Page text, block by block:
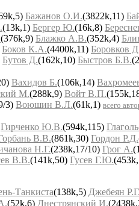
Бажанов О.И.(3822k,11)
(13k,1) Бергер Ю.(16k,8)
(376k,9) Блажко А.В.(352k,4)
Боков К.А.(4400k,11) Боровков
Бутов Д.(162k,10) Быстров Б.В.
Вахидов Б.(106k,14)
М.(288k,9) Войт В.П.
3) Воюшин В.Л.(61k,1) всего
Гирченко Ю.В.(594k,115)
В.В.(861k,30) Гордон Р.Д.
Н.Г.(238k,17/10) Грог А.
В.В.(141k,50) Гусев Г.Ю.
Танкиста(138k,5) Джебеян Р.Г.
(52k,6) Днестрянский И.